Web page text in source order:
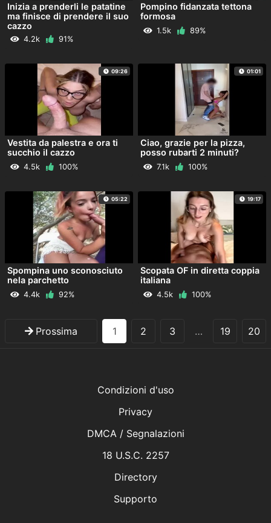
Inizia a prenderli le patatine
ma finisce di prendere il suo
cazzo
4.2k 91%
Pompino fidanzata tettona
formosa
1.5k 89%
09:26
Vestita da palestra e ora ti
succhio il cazzo
4.5k 100%
01:01
Ciao, grazie per la pizza,
posso rubarti 2 minuti?
7.1k 100%
05:22
Spompina uno sconosciuto
nela parchetto
4.4k 92%
19:17
Scopata OF in diretta coppia
italiana
4.5k 100%
Prossima 1 2 3 … 19 20
Condizioni d'uso
Privacy
DMCA / Segnalazioni
18 U.S.C. 2257
Directory
Supporto